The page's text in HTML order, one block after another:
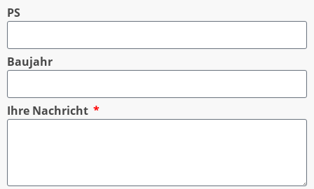
PS
Baujahr
Ihre Nachricht